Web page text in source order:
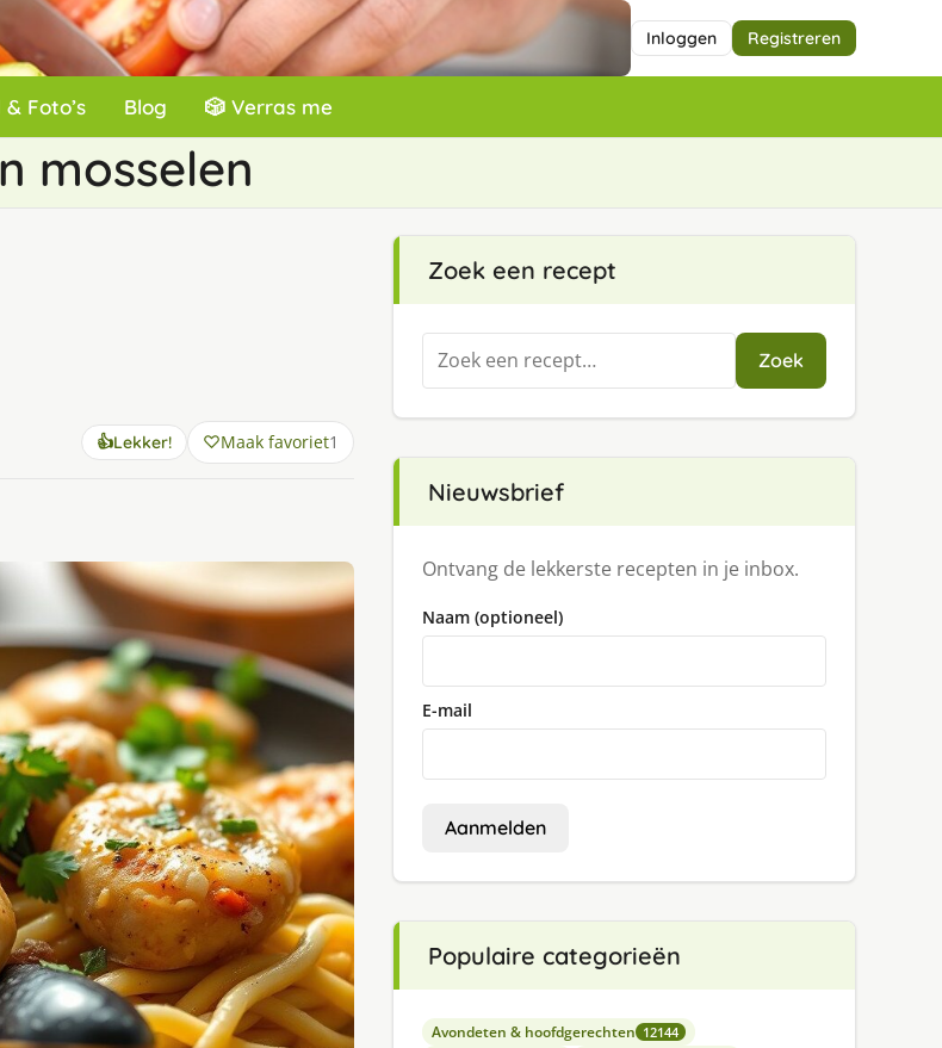
Inloggen Registreren
Foto’s Blog 🎲 Verras me
mosselen
👍Lekker! Maak favoriet1
Zoek een recept
Zoeken
naar:
Zoek
Nieuwsbrief
Ontvang de lekkerste recepten in je inbox.
Naam (optioneel)
E-mail
Aanmelden
Populaire categorieën
Avondeten & hoofdgerechten 12144